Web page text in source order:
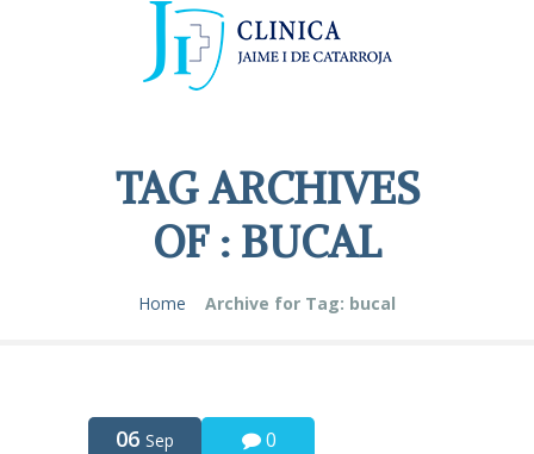
TAG ARCHIVES
OF : BUCAL
Home Archive for Tag: bucal
06 Sep 0